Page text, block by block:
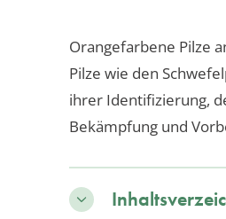
Orangefarbene Pilze
Pilze wie den
ihrer Identifizierung,
Bekämpfung und